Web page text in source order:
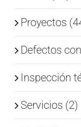
Proyectos
Defectos
Inspección
Servicios (2)